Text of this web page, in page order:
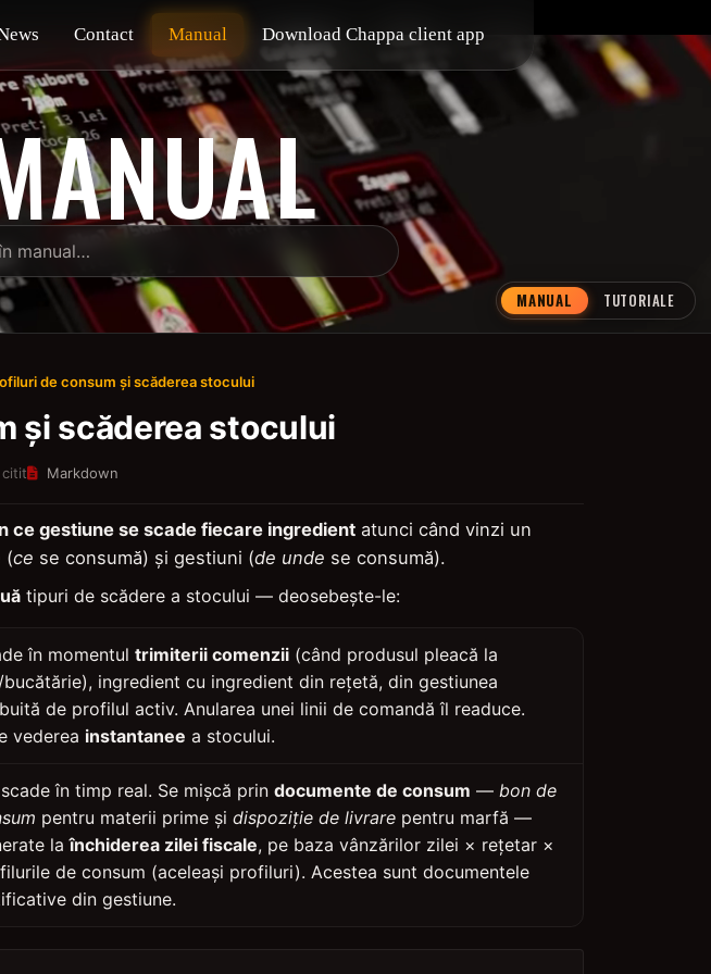
Contact Manual Download Chappa client app
MANUAL TUTORIALE
de consum și scăderea stocului
și scăderea stocului
citit Markdown
ce gestiune se scade fiecare ingredient atunci când vinzi un
(ce se consumă) și gestiuni (de unde se consumă).
tipuri de scădere a stocului — deosebește-le:
în momentul trimiterii comenzii (când produsul pleacă la
bucătărie), ingredient cu ingredient din rețetă, din gestiunea
de profilul activ. Anularea unei linii de comandă îl readuce.
vederea instantanee a stocului.
scade în timp real. Se mișcă prin documente de consum — bon de
pentru materii prime și dispoziție de livrare pentru marfă —
laînchiderea zilei fiscale, pe baza vânzărilor zilei × rețetar ×
de consum (aceleași profiluri). Acestea sunt documentele
din gestiune.